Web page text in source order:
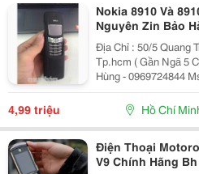
Nokia 8910 Và
Nguyên Zin Bảo
Địa Chỉ : 50/5 Quang
Tp.hcm ( Gần Ngã 5
Hùng - 0969724844 Ms Tuyến Điện Thoại
Xưa Chính Hãng . - Nokia 8910 Được Thiết Kế Bằng
Kim Loại Nguyên K
4,99 triệu Hồ Chí
Điện Thoại
V9 Chính Hãng